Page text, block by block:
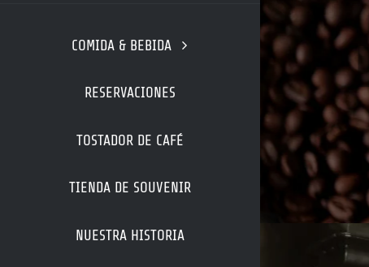
COMIDA & BEBIDA
RESERVACIONES
TOSTADOR DE CAFÉ
TIENDA DE SOUVENIR
NUESTRA HISTORIA